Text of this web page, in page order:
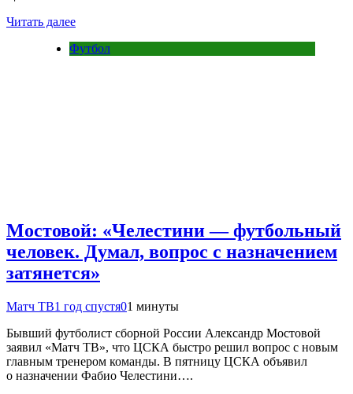
Читать далее
Футбол
Мостовой: «Челестини — футбольный
человек. Думал, вопрос с назначением
затянется»
Матч ТВ1 год спустя01 минуты
Бывший футболист сборной России Александр Мостовой
заявил «Матч ТВ», что ЦСКА быстро решил вопрос с новым
главным тренером команды. В пятницу ЦСКА объявил
о назначении Фабио Челестини….